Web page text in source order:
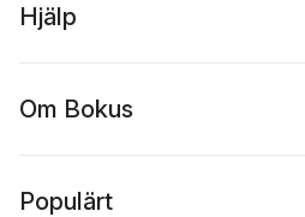
Hjälp
Om Bokus
Populärt